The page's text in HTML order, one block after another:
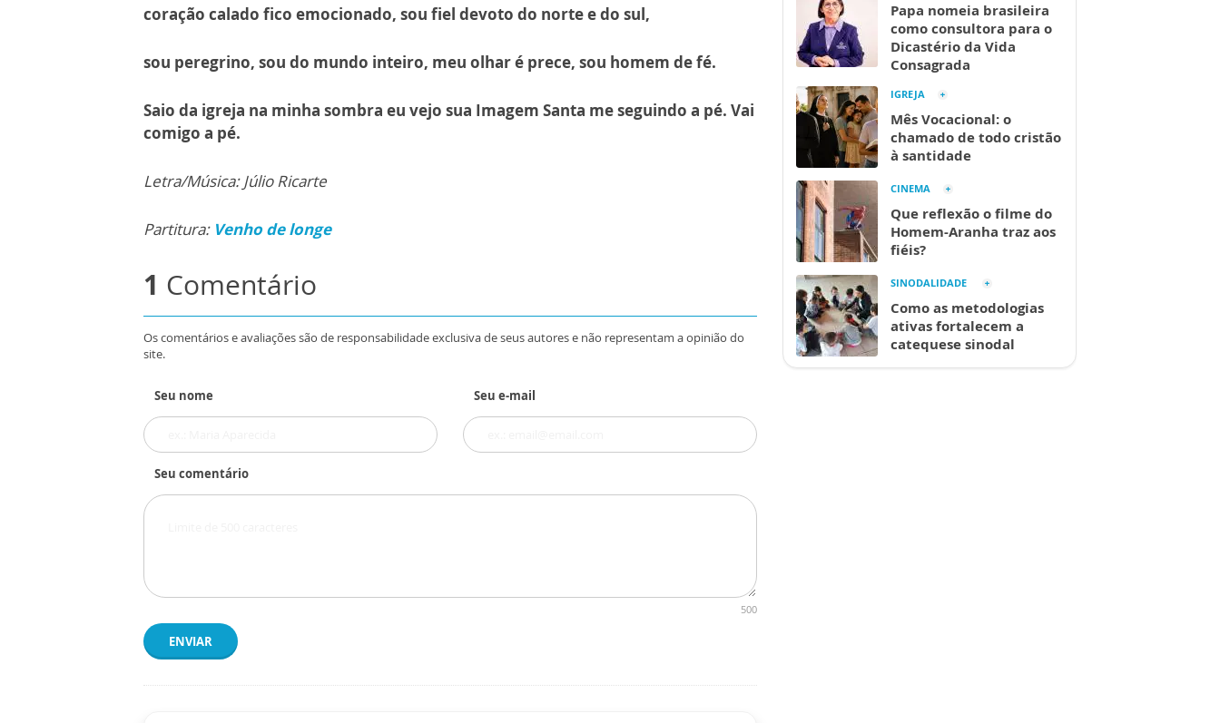
coração calado fico emocionado, sou fiel devoto do norte e do sul,
sou peregrino, sou do mundo inteiro, meu olhar é prece, sou homem de fé.
Saio da igreja na minha sombra eu vejo sua Imagem Santa me seguindo a pé. Vai
comigo a pé.
Letra/Música: Júlio Ricarte
Partitura: Venho de longe
1 Comentário
Os comentários e avaliações são de responsabilidade exclusiva de seus autores e não representam a opinião do
site.
Seu nome Seu e-mail
Seu comentário
500
ENVIAR
Papa nomeia brasileira
como consultora para o
Dicastério da Vida
Consagrada
IGREJA
Mês Vocacional: o
chamado de todo cristão
à santidade
CINEMA
Que reflexão o filme do
Homem-Aranha traz aos
fiéis?
SINODALIDADE
Como as metodologias
ativas fortalecem a
catequese sinodal